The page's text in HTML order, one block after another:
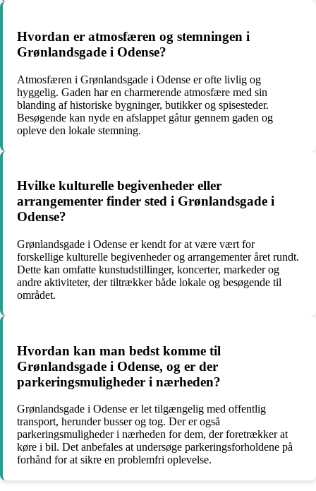
Hvordan er atmosfæren og stemningen i
Grønlandsgade i Odense?
Atmosfæren i Grønlandsgade i Odense er ofte livlig og
hyggelig. Gaden har en charmerende atmosfære med sin
blanding af historiske bygninger, butikker og spisesteder.
Besøgende kan nyde en afslappet gåtur gennem gaden og
opleve den lokale stemning.
Hvilke kulturelle begivenheder eller
arrangementer finder sted i Grønlandsgade i
Odense?
Grønlandsgade i Odense er kendt for at være vært for
forskellige kulturelle begivenheder og arrangementer året rundt.
Dette kan omfatte kunstudstillinger, koncerter, markeder og
andre aktiviteter, der tiltrækker både lokale og besøgende til
området.
Hvordan kan man bedst komme til
Grønlandsgade i Odense, og er der
parkeringsmuligheder i nærheden?
Grønlandsgade i Odense er let tilgængelig med offentlig
transport, herunder busser og tog. Der er også
parkeringsmuligheder i nærheden for dem, der foretrækker at
køre i bil. Det anbefales at undersøge parkeringsforholdene på
forhånd for at sikre en problemfri oplevelse.